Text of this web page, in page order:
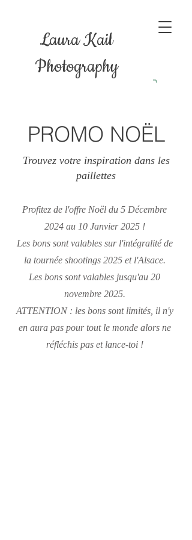
Laura Kail
Photography
PROMO NOËL
Trouvez votre inspiration dans les
paillettes
Profitez de l'offre Noël du 5 Décembre
2024 au 10 Janvier 2025 !
Les bons sont valables sur l'intégralité de
la tournée shootings 2025 et l'Alsace.
Les bons sont valables jusqu'au 20
novembre 2025.
ATTENTION : les bons sont limités, il n'y
en aura pas pour tout le monde alors ne
réfléchis pas et lance-toi !